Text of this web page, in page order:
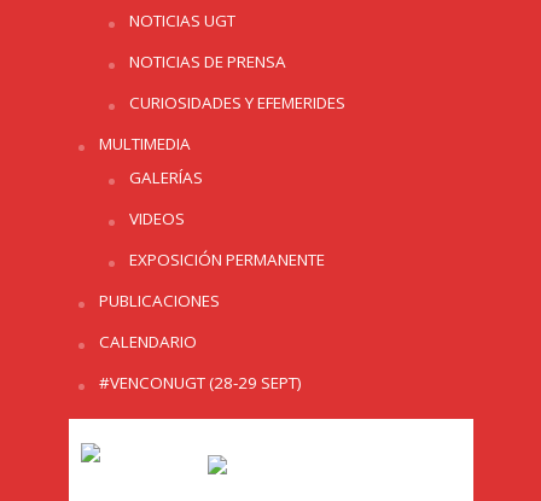
NOTICIAS UGT
NOTICIAS DE PRENSA
CURIOSIDADES Y EFEMERIDES
MULTIMEDIA
GALERÍAS
VIDEOS
EXPOSICIÓN PERMANENTE
PUBLICACIONES
CALENDARIO
#VENCONUGT (28-29 SEPT)